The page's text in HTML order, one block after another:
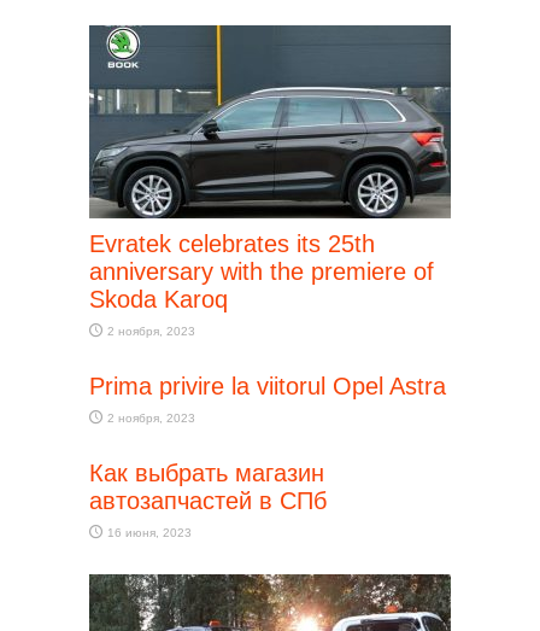
Evratek celebrates its 25th
anniversary with the premiere of
Skoda Karoq
2 ноября, 2023
Prima privire la viitorul Opel Astra
2 ноября, 2023
Как выбрать магазин
автозапчастей в СПб
16 июня, 2023